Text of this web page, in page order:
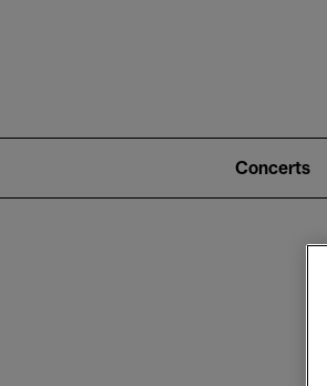
2)
Concerts